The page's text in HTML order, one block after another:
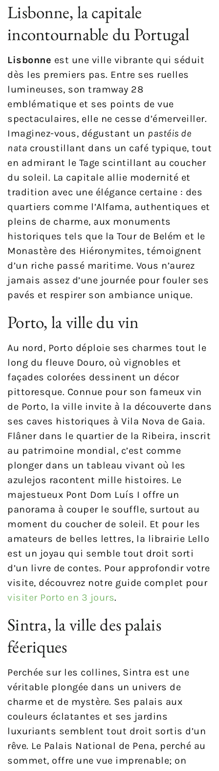
Lisbonne, la capitale
incontournable du Portugal
Lisbonne est une ville vibrante qui séduit
dès les premiers pas. Entre ses ruelles
lumineuses, son tramway 28
emblématique et ses points de vue
spectaculaires, elle ne cesse d’émerveiller.
Imaginez-vous, dégustant un pastéis de
nata croustillant dans un café typique, tout
en admirant le Tage scintillant au coucher
du soleil. La capitale allie modernité et
tradition avec une élégance certaine : des
quartiers comme l’Alfama, authentiques et
pleins de charme, aux monuments
historiques tels que la Tour de Belém et le
Monastère des Hiéronymites, témoignent
d’un riche passé maritime. Vous n’aurez
jamais assez d’une journée pour fouler ses
pavés et respirer son ambiance unique.
Porto, la ville du vin
Au nord, Porto déploie ses charmes tout le
long du fleuve Douro, où vignobles et
façades colorées dessinent un décor
pittoresque. Connue pour son fameux vin
de Porto, la ville invite à la découverte dans
ses caves historiques à Vila Nova de Gaia.
Flâner dans le quartier de la Ribeira, inscrit
au patrimoine mondial, c’est comme
plonger dans un tableau vivant où les
azulejos racontent mille histoires. Le
majestueux Pont Dom Luís I offre un
panorama à couper le souffle, surtout au
moment du coucher de soleil. Et pour les
amateurs de belles lettres, la librairie Lello
est un joyau qui semble tout droit sorti
d’un livre de contes. Pour approfondir votre
visite, découvrez notre guide complet pour
visiter Porto en 3 jours.
Sintra, la ville des palais
féeriques
Perchée sur les collines, Sintra est une
véritable plongée dans un univers de
charme et de mystère. Ses palais aux
couleurs éclatantes et ses jardins
luxuriants semblent tout droit sortis d’un
rêve. Le Palais National de Pena, perché au
sommet, offre une vue imprenable; on